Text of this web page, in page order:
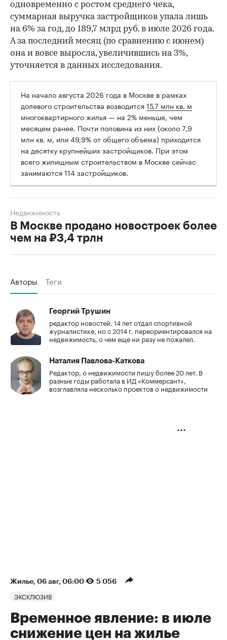
одновременно с ростом среднего чека,
суммарная выручка застройщиков упала лишь
на 6% за год, до 189,7 млрд руб. в июле 2026 года.
А за последний месяц (по сравнению с июнем)
она и вовсе выросла, увеличившись на 3%,
уточняется в данных исследования.
На начало августа 2026 года в Москве в рамках
долевого строительства возводится15,7 млн кв. м
многоквартирного жилья — на 2% меньше, чем
месяцем ранее. Почти половина из них (около 7,9
млн кв. м, или 49,9% от общего объема) приходится
на десятку крупнейших застройщиков. При этом
всего жилищным строительством в Москве сейчас
занимаются 114 застройщиков.
В Москве продано новостроек более
чем на ₽3,4 трлн
Недвижимость
Авторы Теги
Георгий Трушин
редактор новостей. 14 лет отдал спортивной
журналистике, но с 2014 г. переориентировался на
недвижимость, о чем еще ни разу не пожалел.
Наталия Павлова-Каткова
Редактор, о недвижимости пишу более 20 лет. В
разные годы работала в ИД «Коммерсант»,
возглавляла несколько проектов о недвижимости
Жилье⁠, 06 авг, 06:00 5 056
ЭКСКЛЮЗИВ
Временное явление: в июле
снижение цен на жилье